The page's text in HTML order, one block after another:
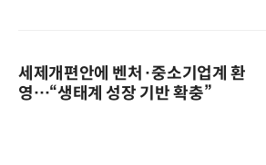
세제개편안에 벤처·중소기업계 환
영…“생태계 성장 기반 확충”